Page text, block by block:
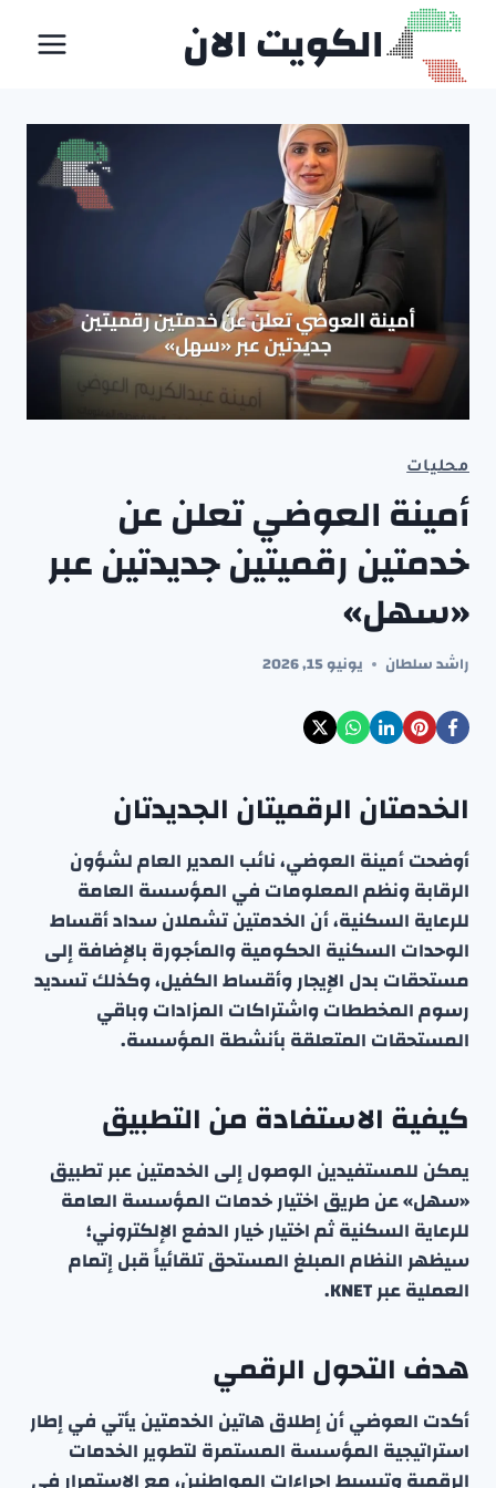
التجاوز
المحتوى
الكويت الان
محليات
أمينة العوضي تعلن عن
خدمتين رقميتين جديدتين عبر
«سهل»
راشد سلطان يونيو 15, 2026
الخدمتان الرقميتان الجديدتان
أوضحت أمينة العوضي، نائب المدير العام لشؤون
الرقابة ونظم المعلومات في المؤسسة العامة
للرعاية السكنية، أن الخدمتين تشملان سداد أقساط
الوحدات السكنية الحكومية والمأجورة بالإضافة إلى
مستحقات بدل الإيجار وأقساط الكفيل، وكذلك تسديد
رسوم المخططات واشتراكات المزادات وباقي
المستحقات المتعلقة بأنشطة المؤسسة.
كيفية الاستفادة من التطبيق
يمكن للمستفيدين الوصول إلى الخدمتين عبر تطبيق
«سهل» عن طريق اختيار خدمات المؤسسة العامة
للرعاية السكنية ثم اختيار خيار الدفع الإلكتروني؛
سيظهر النظام المبلغ المستحق تلقائياً قبل إتمام
العملية عبر KNET.
هدف التحول الرقمي
أكدت العوضي أن إطلاق هاتين الخدمتين يأتي في إطار
استراتيجية المؤسسة المستمرة لتطوير الخدمات
الرقمية وتبسيط إجراءات المواطنين، مع الاستمرار في